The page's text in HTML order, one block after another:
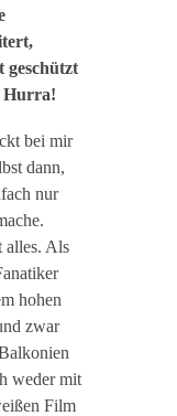
geschützt
Hurra!
bei mir
dann,
nur
alles. Als
hohen
zwar
weder mit
Film